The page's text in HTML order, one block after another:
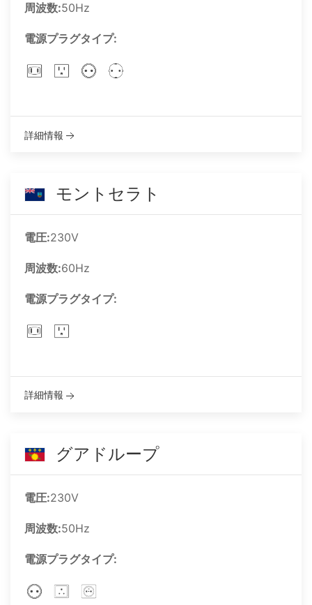
周波数:50Hz
電源プラグタイプ:
詳細情報
モントセラト
電圧:230V
周波数:60Hz
電源プラグタイプ:
詳細情報
グアドループ
電圧:230V
周波数:50Hz
電源プラグタイプ: